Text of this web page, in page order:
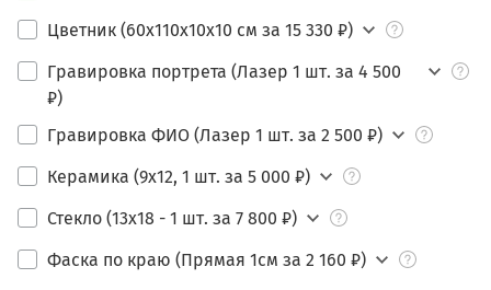
Цветник (60х110х10х10 см за 15 330 ₽)
Гравировка портрета (Лазер 1 шт. за 4 500
₽)
Гравировка ФИО (Лазер 1 шт. за 2 500 ₽)
Керамика (9х12, 1 шт. за 5 000 ₽)
Стекло (13х18 - 1 шт. за 7 800 ₽)
Фаска по краю (Прямая 1см за 2 160 ₽)